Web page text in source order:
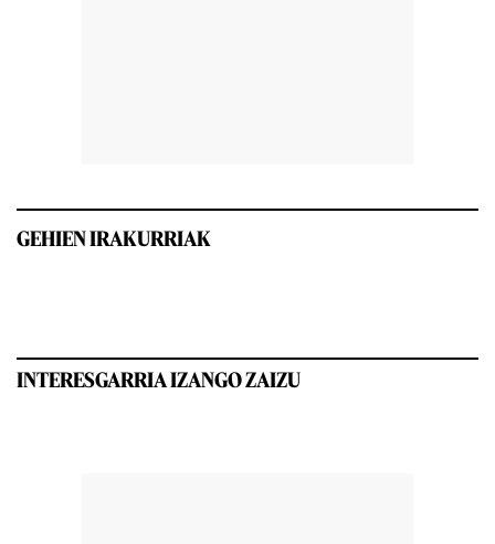
GEHIEN IRAKURRIAK
INTERESGARRIA IZANGO ZAIZU